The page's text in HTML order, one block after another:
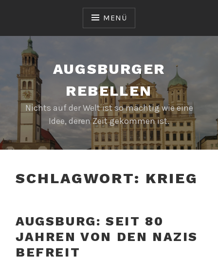
MENÜ
AUGSBURGER
REBELLEN
Nichts auf der Welt ist so mächtig wie eine
Idee, deren Zeit gekommen ist.
SCHLAGWORT: KRIEG
AUGSBURG: SEIT 80
JAHREN VON DEN NAZIS
BEFREIT